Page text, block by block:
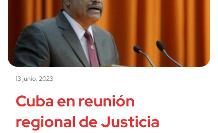
13 junio, 2023
Cuba en reunión
regional de Justicia